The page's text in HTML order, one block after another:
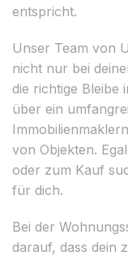
entspricht.
Unser Team von
nicht nur bei
die richtige Bleibe
über ein
von Objekten.
oder zum Kauf
für dich.
Bei der
darauf, dass dein